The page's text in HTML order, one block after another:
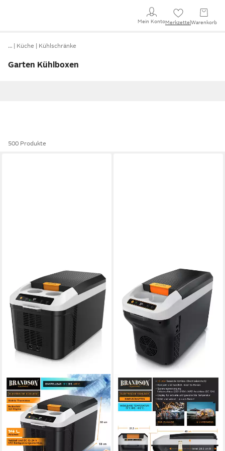
Mein KontoMerkzettel Warenkorb
… Küche Kühlschränke
Garten Kühlboxen
500 Produkte